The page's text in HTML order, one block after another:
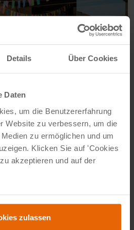
Details Über Cookies
Daten
um die Benutzererfahrung
Website zu verbessern, um die
zu ermöglichen und um
Klicken Sie auf 'Cookies
akzeptieren und auf der
zulassen
1. August bis
oder Ihren